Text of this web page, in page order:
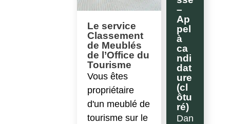
Le service
Classement
de Meublés
de l’Office du
Tourisme
Vous êtes
propriétaire
d'un meublé de
tourisme sur le
–
Ap
pel
à
ca
ndi
dat
ure
(cl
ôtu
ré)
Dan